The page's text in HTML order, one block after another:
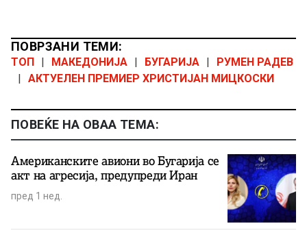
ПОВРЗАНИ ТЕМИ:
ТОП | МАКЕДОНИЈА | БУГАРИЈА |
РУМЕН РАДЕВ
| АКТУЕЛЕН ПРЕМИЕР ХРИСТИЈАН МИЦКОСКИ
ПОВЕЌЕ НА ОВАА ТЕМА:
Американските авиони во Бугарија се
акт на агресија, предупреди Иран
пред 1 нед.